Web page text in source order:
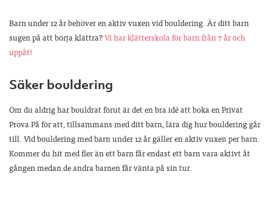
Barn under 12 år behöver en aktiv vuxen vid bouldering. Är ditt barn
sugen på att börja klättra?Vi har klätterskola för barn från 7 år och
uppåt!
Säker bouldering
Om du aldrig har bouldrat förut är det en bra idé att boka en Privat
Prova På för att, tillsammans med ditt barn, lära dig hur bouldering går
till. Vid bouldering med barn under 12 år gäller en aktiv vuxen per barn.
Kommer du hit med fler än ett barn får endast ett barn vara aktivt åt
gången medan de andra barnen får vänta på sin tur.